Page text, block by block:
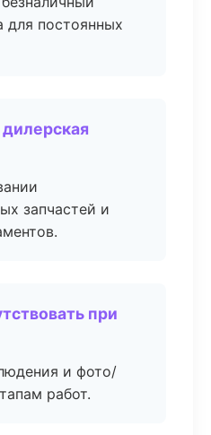
для постоянных
запчастей и
при
и фото/
работ.